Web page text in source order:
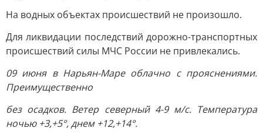
На водных объектах происшествий не произошло.
Для ликвидации последствий дорожно-транспортных
происшествий силы МЧС России не привлекались.
09 июня в Нарьян-Маре облачно с прояснениями.
Преимущественно
без осадков. Ветер северный 4-9 м/с. Температура
ночью +3,+5°, днем +12,+14°.